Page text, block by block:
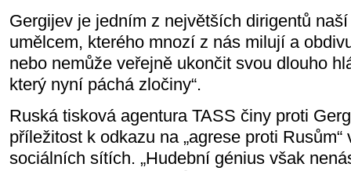
Gergijev je jedním z největších dirigentů naší
umělcem, kterého mnozí z nás milují a
nebo nemůže veřejně ukončit svou dlouho
který nyní páchá zločiny“.
Ruská tisková agentura TASS činy proti
příležitost k odkazu na „agrese proti
sociálních sítích. „Hudební génius však